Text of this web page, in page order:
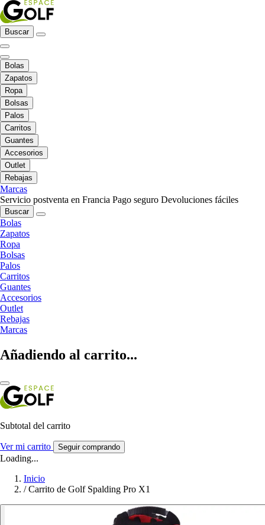
Buscar
Bolas
Zapatos
Ropa
Bolsas
Palos
Carritos
Guantes
Accesorios
Outlet
Rebajas
Marcas
Servicio postventa en Francia Pago seguro Devoluciones fáciles
Buscar
Bolas
Zapatos
Ropa
Bolsas
Palos
Carritos
Guantes
Accesorios
Outlet
Rebajas
Marcas
Añadiendo al carrito...
Subtotal del carrito
Ver mi carrito Seguir comprando
Loading...
Inicio
/ Carrito de Golf Spalding Pro X1